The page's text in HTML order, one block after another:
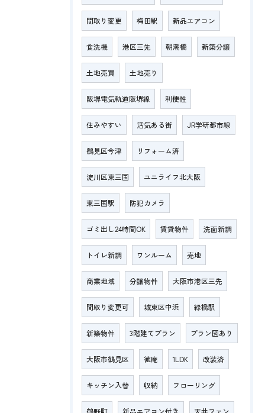
間取り変更 梅田駅 新品エアコン
食洗機 港区三先 朝潮橋 新築分譲
土地売買 土地売り
阪堺電気軌道阪堺線 利便性
住みやすい 活気ある街 JR学研都市線
鶴見区今津 リフォーム済
淀川区東三国 ユニライフ北大阪
東三国駅 防犯カメラ
ゴミ出し24時間OK 賃貸物件 洗面新調
トイレ新調 ワンルーム 売地
商業地域 分譲物件 大阪市港区三先
間取り変更可 城東区中浜 緑橋駅
新築物件 3階建てプラン プラン図あり
大阪市鶴見区 徳庵 1LDK 改装済
キッチン入替 収納 フローリング
鶴野町 新品エアコン付き 天井ファン